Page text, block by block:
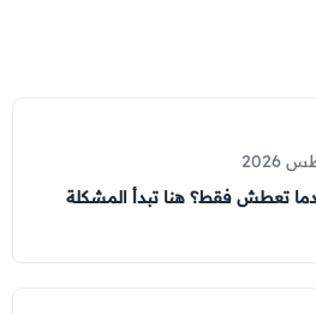
تعطش فقط؟ هنا تبدأ المشكلة